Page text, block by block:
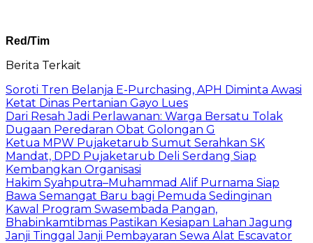
Red/Tim
Berita Terkait
Soroti Tren Belanja E-Purchasing, APH Diminta Awasi
Ketat Dinas Pertanian Gayo Lues
Dari Resah Jadi Perlawanan: Warga Bersatu Tolak
Dugaan Peredaran Obat Golongan G
Ketua MPW Pujaketarub Sumut Serahkan SK
Mandat, DPD Pujaketarub Deli Serdang Siap
Kembangkan Organisasi
Hakim Syahputra–Muhammad Alif Purnama Siap
Bawa Semangat Baru bagi Pemuda Sedinginan
Kawal Program Swasembada Pangan,
Bhabinkamtibmas Pastikan Kesiapan Lahan Jagung
Janji Tinggal Janji Pembayaran Sewa Alat Escavator